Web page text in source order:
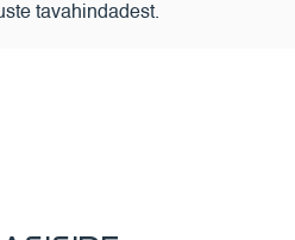
tavahindadest.